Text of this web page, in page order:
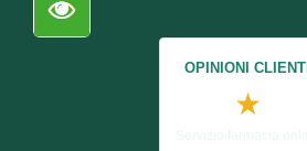
OPINIONI CLIENTI
★